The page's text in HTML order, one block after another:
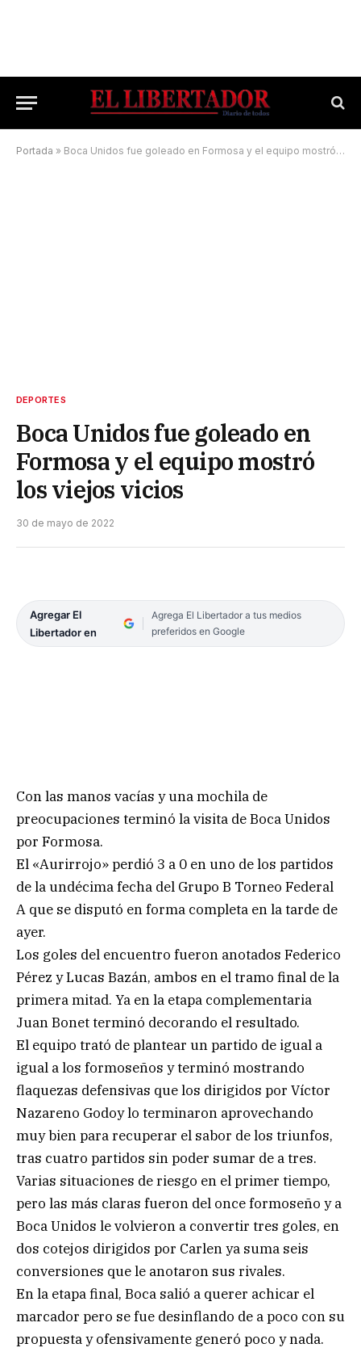
Portada » Boca Unidos fue goleado en Formosa y el equipo mostró los viejos vicios
DEPORTES
Boca Unidos fue goleado en
Formosa y el equipo mostró
los viejos vicios
30 de mayo de 2022
Agregar El
Libertador en
Agrega El Libertador a tus medios
preferidos en Google
Con las manos vacías y una mochila de
preocupaciones terminó la visita de Boca Unidos
por Formosa.
El «Aurirrojo» perdió 3 a 0 en uno de los partidos
de la undécima fecha del Grupo B Torneo Federal
A que se disputó en forma completa en la tarde de
ayer.
Los goles del encuentro fueron anotados Federico
Pérez y Lucas Bazán, ambos en el tramo final de la
primera mitad. Ya en la etapa complementaria
Juan Bonet terminó decorando el resultado.
El equipo trató de plantear un partido de igual a
igual a los formoseños y terminó mostrando
flaquezas defensivas que los dirigidos por Víctor
Nazareno Godoy lo terminaron aprovechando
muy bien para recuperar el sabor de los triunfos,
tras cuatro partidos sin poder sumar de a tres.
Varias situaciones de riesgo en el primer tiempo,
pero las más claras fueron del once formoseño y a
Boca Unidos le volvieron a convertir tres goles, en
dos cotejos dirigidos por Carlen ya suma seis
conversiones que le anotaron sus rivales.
En la etapa final, Boca salió a querer achicar el
marcador pero se fue desinflando de a poco con su
propuesta y ofensivamente generó poco y nada.